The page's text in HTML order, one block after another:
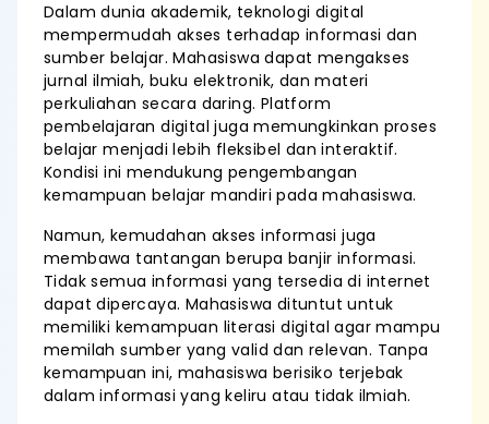
Dalam dunia akademik, teknologi digital
mempermudah akses terhadap informasi dan
sumber belajar. Mahasiswa dapat mengakses
jurnal ilmiah, buku elektronik, dan materi
perkuliahan secara daring. Platform
pembelajaran digital juga memungkinkan proses
belajar menjadi lebih fleksibel dan interaktif.
Kondisi ini mendukung pengembangan
kemampuan belajar mandiri pada mahasiswa.
Namun, kemudahan akses informasi juga
membawa tantangan berupa banjir informasi.
Tidak semua informasi yang tersedia di internet
dapat dipercaya. Mahasiswa dituntut untuk
memiliki kemampuan literasi digital agar mampu
memilah sumber yang valid dan relevan. Tanpa
kemampuan ini, mahasiswa berisiko terjebak
dalam informasi yang keliru atau tidak ilmiah.